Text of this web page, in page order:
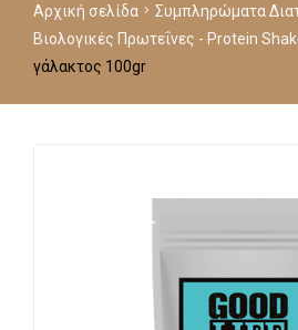
Αρχική σελίδα
Συμπληρώματα
Βιολογικές Πρωτεΐνες - Protein
γάλακτος 100gr